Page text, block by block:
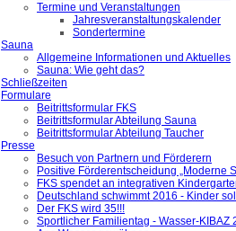
Termine und Veranstaltungen
Jahresveranstaltungskalender
Sondertermine
Sauna
Allgemeine Informationen und Aktuelles
Sauna: Wie geht das?
Schließzeiten
Formulare
Beitrittsformular FKS
Beitrittsformular Abteilung Sauna
Beitrittsformular Abteilung Taucher
Presse
Besuch von Partnern und Förderern
Positive Förderentscheidung „Moderne
FKS spendet an integrativen
Deutschland schwimmt 2016 - Kinder
Der FKS wird 35!!!
Sportlicher Familientag - Wasser-KIBAZ